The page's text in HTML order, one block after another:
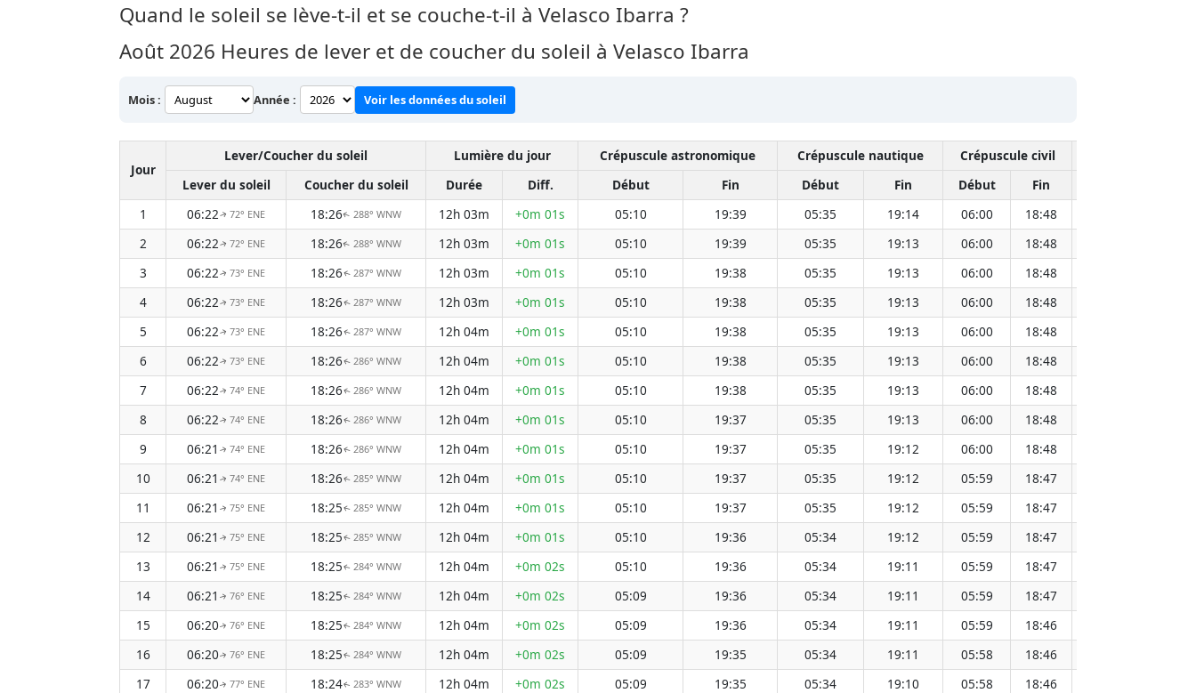
Quand le soleil se lève-t-il et se couche-t-il à Velasco Ibarra ?
Août 2026 Heures de lever et de coucher du soleil à Velasco Ibarra
Mois : Année : Voir les données du soleil
Jour
Lever/Coucher du soleil Lumière du jour Crépuscule astronomique Crépuscule nautique Crépuscule civil
Lever du soleil
Coucher du soleil Durée Diff. Début Fin Début Fin Début Fin
1
06:22↑72° ENE 18:26↑ 288° WNW 12h 03m +0m 01s 05:10 19:39 05:35 19:14 06:00 18:48
2
06:22↑72° ENE 18:26↑ 288° WNW 12h 03m +0m 01s 05:10 19:39 05:35 19:13 06:00 18:48
3
06:22↑73° ENE 18:26↑ 287° WNW 12h 03m +0m 01s 05:10 19:38 05:35 19:13 06:00 18:48
4
06:22↑73° ENE 18:26↑ 287° WNW 12h 03m +0m 01s 05:10 19:38 05:35 19:13 06:00 18:48
5
06:22↑73° ENE 18:26↑ 287° WNW 12h 04m +0m 01s 05:10 19:38 05:35 19:13 06:00 18:48
6
06:22↑73° ENE 18:26↑ 286° WNW 12h 04m +0m 01s 05:10 19:38 05:35 19:13 06:00 18:48
7
06:22↑ 74° ENE 18:26↑ 286° WNW 12h 04m +0m 01s 05:10 19:38 05:35 19:13 06:00 18:48
8
06:22↑ 74° ENE 18:26↑ 286° WNW 12h 04m +0m 01s 05:10 19:37 05:35 19:13 06:00 18:48
9
06:21 ↑ 74° ENE 18:26↑ 286° WNW 12h 04m +0m 01s 05:10 19:37 05:35 19:12 06:00 18:48
10
06:21 ↑ 74° ENE 18:26↑ 285° WNW 12h 04m +0m 01s 05:10 19:37 05:35 19:12 05:59 18:47
11
06:21 ↑ 75° ENE 18:25↑ 285° WNW 12h 04m +0m 01s 05:10 19:37 05:35 19:12 05:59 18:47
12
06:21 ↑ 75° ENE 18:25↑ 285° WNW 12h 04m +0m 01s 05:10 19:36 05:34 19:12 05:59 18:47
13
06:21 ↑ 75° ENE 18:25↑ 284° WNW 12h 04m +0m 02s 05:10 19:36 05:34 19:11 05:59 18:47
14
06:21 ↑ 76° ENE 18:25↑ 284° WNW 12h 04m +0m 02s 05:09 19:36 05:34 19:11 05:59 18:47
15
06:20↑ 76° ENE 18:25↑ 284° WNW 12h 04m +0m 02s 05:09 19:36 05:34 19:11 05:59 18:46
16
06:20↑ 76° ENE 18:25↑ 284° WNW 12h 04m +0m 02s 05:09 19:35 05:34 19:11 05:58 18:46
17
06:20↑ 77° ENE 18:24↑ 283° WNW 12h 04m +0m 02s 05:09 19:35 05:34 19:10 05:58 18:46